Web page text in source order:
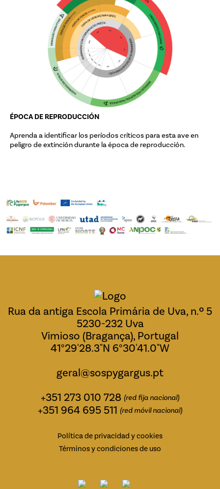
ÉPOCA DE REPRODUCCIÓN
Aprenda a identificar los períodos críticos para esta ave en
peligro de extinción durante la época de reproducción.
Rua da antiga Escola Primária de Uva, n.º 5
5230-232 Uva
Vimioso (Bragança), Portugal
41°29'28.3"N 6°30'41.0"W
geral@sospygargus.pt
+351 273 010 728 (red fija nacional)
+351 964 695 511 (red móvil nacional)
Política de privacidad y cookies
Términos y condiciones de uso